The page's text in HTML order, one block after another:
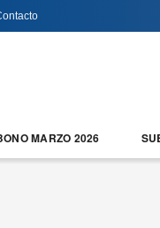
MARZO 2026